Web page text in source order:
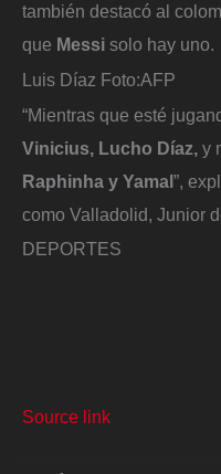
también destacó al
que Messi solo hay uno.
Luis Díaz Foto:AFP
“Mientras que esté
Vinicius, Lucho Díaz, y
Raphinha y Yamal”,
como Valladolid, Junior
DEPORTES
Source link